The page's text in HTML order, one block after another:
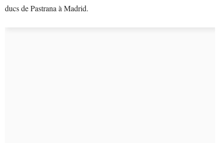
ducs de Pastrana à Madrid.